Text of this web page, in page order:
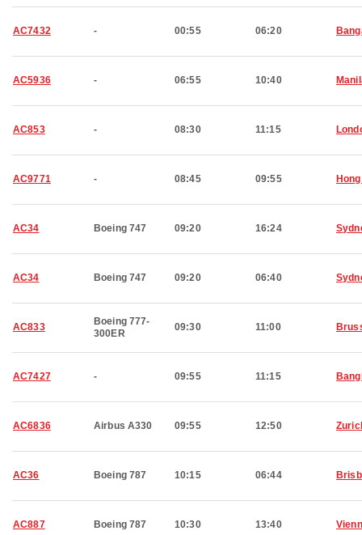
AC7432 - 00:55 06:20
AC5936 - 06:55 10:40
AC853 - 08:30 11:15
AC9771 - 08:45 09:55
AC34 Boeing 747 09:20 16:24
AC34 Boeing 747 09:20 06:40
AC833
Boeing 777-
300ER
09:30 11:00
AC7427 - 09:55 11:15
AC6836 Airbus A330 09:55 12:50
AC36 Boeing 787 10:15 06:44
AC887 Boeing 787 10:30 13:40